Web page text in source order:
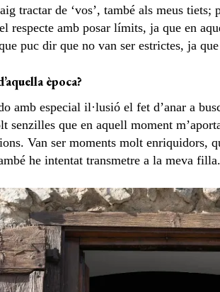
tractar de ‘vos’, també als meus
respecte amb posar límits, ja que en
puc dir que no van ser estrictes, ja
època?
amb especial il·lusió el fet d’anar a
senzilles que en aquell moment
Van ser moments molt enriquidors,
he intentat transmetre a la meva filla.